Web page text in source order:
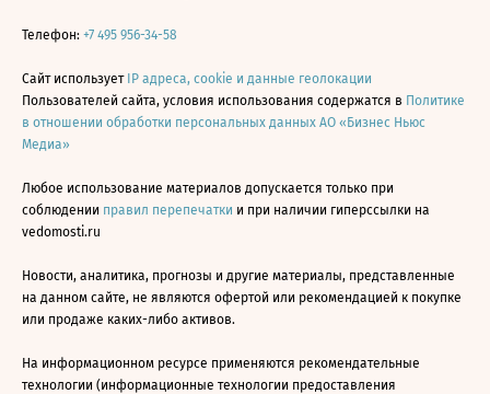
Телефон: +7 495 956-34-58
Сайт использует IP адреса, cookie и данные геолокации
Пользователей сайта, условия использования содержатся в Политике
в отношении обработки персональных данных АО «Бизнес Ньюс
Медиа»
Любое использование материалов допускается только при
соблюдении правил перепечатки и при наличии гиперссылки на
vedomosti.ru
Новости, аналитика, прогнозы и другие материалы, представленные
на данном сайте, не являются офертой или рекомендацией к покупке
или продаже каких-либо активов.
На информационном ресурсе применяются рекомендательные
технологии (информационные технологии предоставления